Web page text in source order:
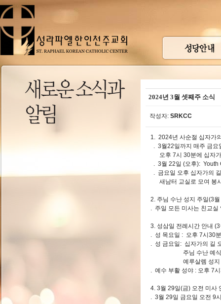
2024년 3월 셋째주 소식
작성자: SRKCC
1. 2024년 사순절 십자가
. 3월22일까지 매주 금요
오후 7시 30분에 십자가
. 3월 22일 (오후):
. 금요일 오후 십자가의
새남터 교실로 모여 봉
2. 주님 수난 성지 주일(3
. 주일 모든 미사는 친교실
3. 성삼일 전례시간 안내
. 성 목요일 : 오후 7시30
. 성 금요일: 십자가의 길
주님 수난 예식 오
예루살렘 성지 복
. 예수 부활 성야 : 오후 7
4. 3월 29일(금) 오전 미사
. 3월 29일 금요일 오전 9